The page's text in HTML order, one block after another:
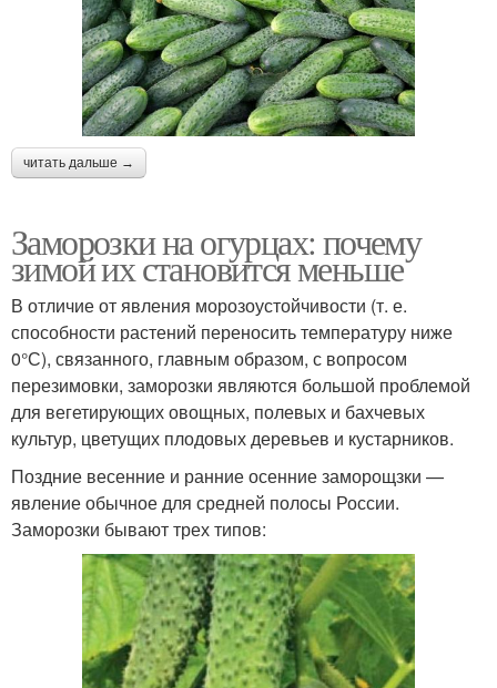
читать дальше →
Заморозки на огурцах: почему
зимой их становится меньше
В отличие от явления морозоустойчивости (т. е.
способности растений переносить температуру ниже
0°С), связанного, главным образом, с вопросом
перезимовки, заморозки являются большой проблемой
для вегетирующих овощных, полевых и бахчевых
культур, цветущих плодовых деревьев и кустарников.
Поздние весенние и ранние осенние заморощзки —
явление обычное для средней полосы России.
Заморозки бывают трех типов: